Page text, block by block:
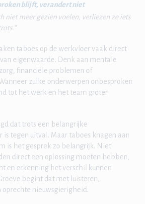
blijft, verandert niet
niet meer gezien voelen, verliezen ze iets
taboes op de werkvloer vaak direct
eigenwaarde. Denk aan mentale
financiële problemen of
zulke onderwerpen onbesproken
tot het werk en het team groter
dat trots een belangrijke
is tegen uitval. Maar taboes knagen aan
is het gesprek zo belangrijk. Niet
direct een oplossing moeten hebben,
en erkenning het verschil kunnen
begint dat met luisteren,
oprechte nieuwsgierigheid.